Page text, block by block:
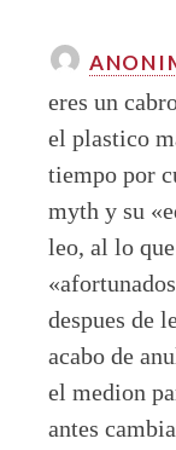
eres un
el plastico
tiempo por
myth y su
leo, al lo
despues de
acabo de
el medion
antes